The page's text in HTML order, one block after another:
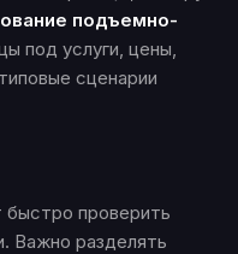
подъемно-
под услуги, цены,
сценарии
быстро проверить
Важно разделять